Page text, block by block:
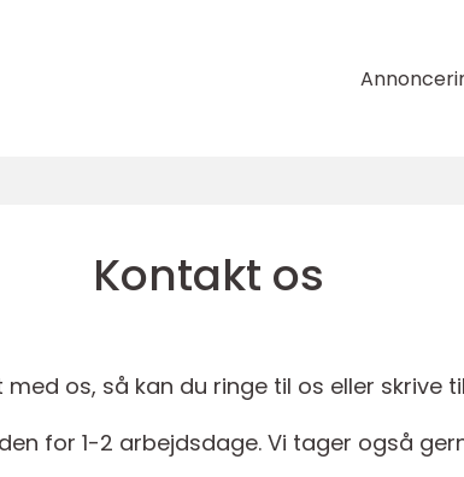
Kontakt os
os, så kan du ringe til os eller skrive
for 1-2 arbejdsdage. Vi tager også